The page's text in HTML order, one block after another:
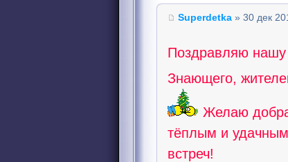
Superdetka » 30 дек
Поздравляю
Знающего,
Желаю
тёплым и
встреч!